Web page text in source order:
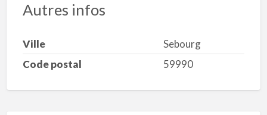
Autres infos
Ville
Sebourg
Code postal
59990